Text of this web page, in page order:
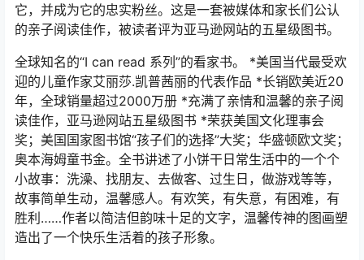
它，并成为它的忠实粉丝。这是一套被媒体和家长们公认
的亲子阅读佳作，被读者评为亚马逊网站的五星级图书。
全球知名的“I can read 系列”的看家书。 *美国当代最受欢
迎的儿童作家艾丽莎.凯普茜丽的代表作品 *长销欧美近20
年，全球销量超过2000万册 *充满了亲情和温馨的亲子阅
读佳作，亚马逊网站五星级图书 *荣获美国文化理事会
奖；美国国家图书馆“孩子们的选择”大奖；华盛顿欧文奖；
奥本海姆童书金。全书讲述了小饼干日常生活中的一个个
小故事：洗澡、找朋友、去做客、过生日，做游戏等等，
故事简单生动，温馨感人。有欢笑，有失意，有困难，有
胜利……作者以简洁但韵味十足的文字，温馨传神的图画塑
造出了一个快乐生活着的孩子形象。